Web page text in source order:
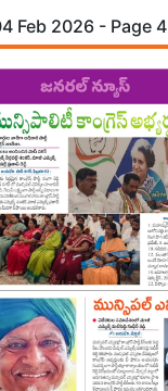
Feb 2026 - Page 4